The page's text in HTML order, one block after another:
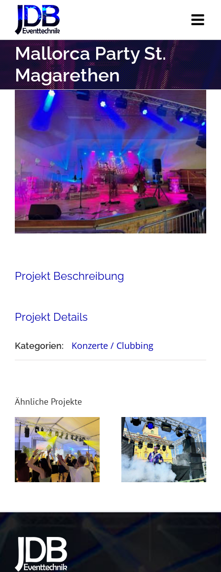
Zum
Inhalt
springen
Mallorca Party St.
Magarethen
Larger
Image
Projekt Beschreibung
Projekt Details
Kategorien: Konzerte / Clubbing
Ähnliche Projekte
Disco Setup –
Fasching in
Eisenstadt
Discosetup
Eisenstadt in
Weiß